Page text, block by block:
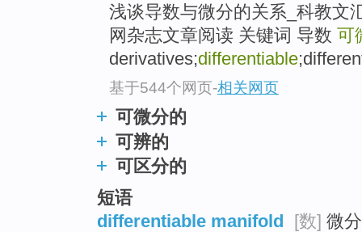
浅谈导数与微分的关系_科教文
网杂志文章阅读 关键词 导数 可
derivatives;differentiable
基于544个网页-相关网页
可微分的
可辨的
可区分的
短语
differentiable manifold [数] 微